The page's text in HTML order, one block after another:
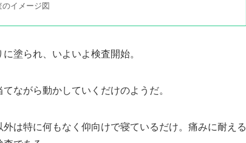
のイメージ図
塗られ、いよいよ検査開始。
ながら動かしていくだけのようだ。
は特に何もなく仰向けで寝ているだけ。痛みに耐える